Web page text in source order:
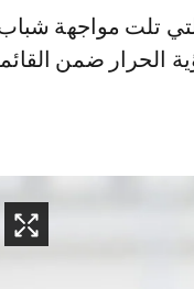
الحرار ضمن